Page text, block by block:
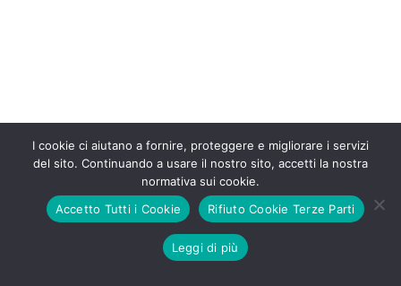
© Registro Innocenti 2021 - Credits EcstoreWeb
Modifica Preferenze
I cookie ci aiutano a fornire, proteggere e migliorare i servizi
del sito. Continuando a usare il nostro sito, accetti la nostra
normativa sui cookie.
Accetto Tutti i Cookie
Rifiuto Cookie Terze Parti
Leggi di più